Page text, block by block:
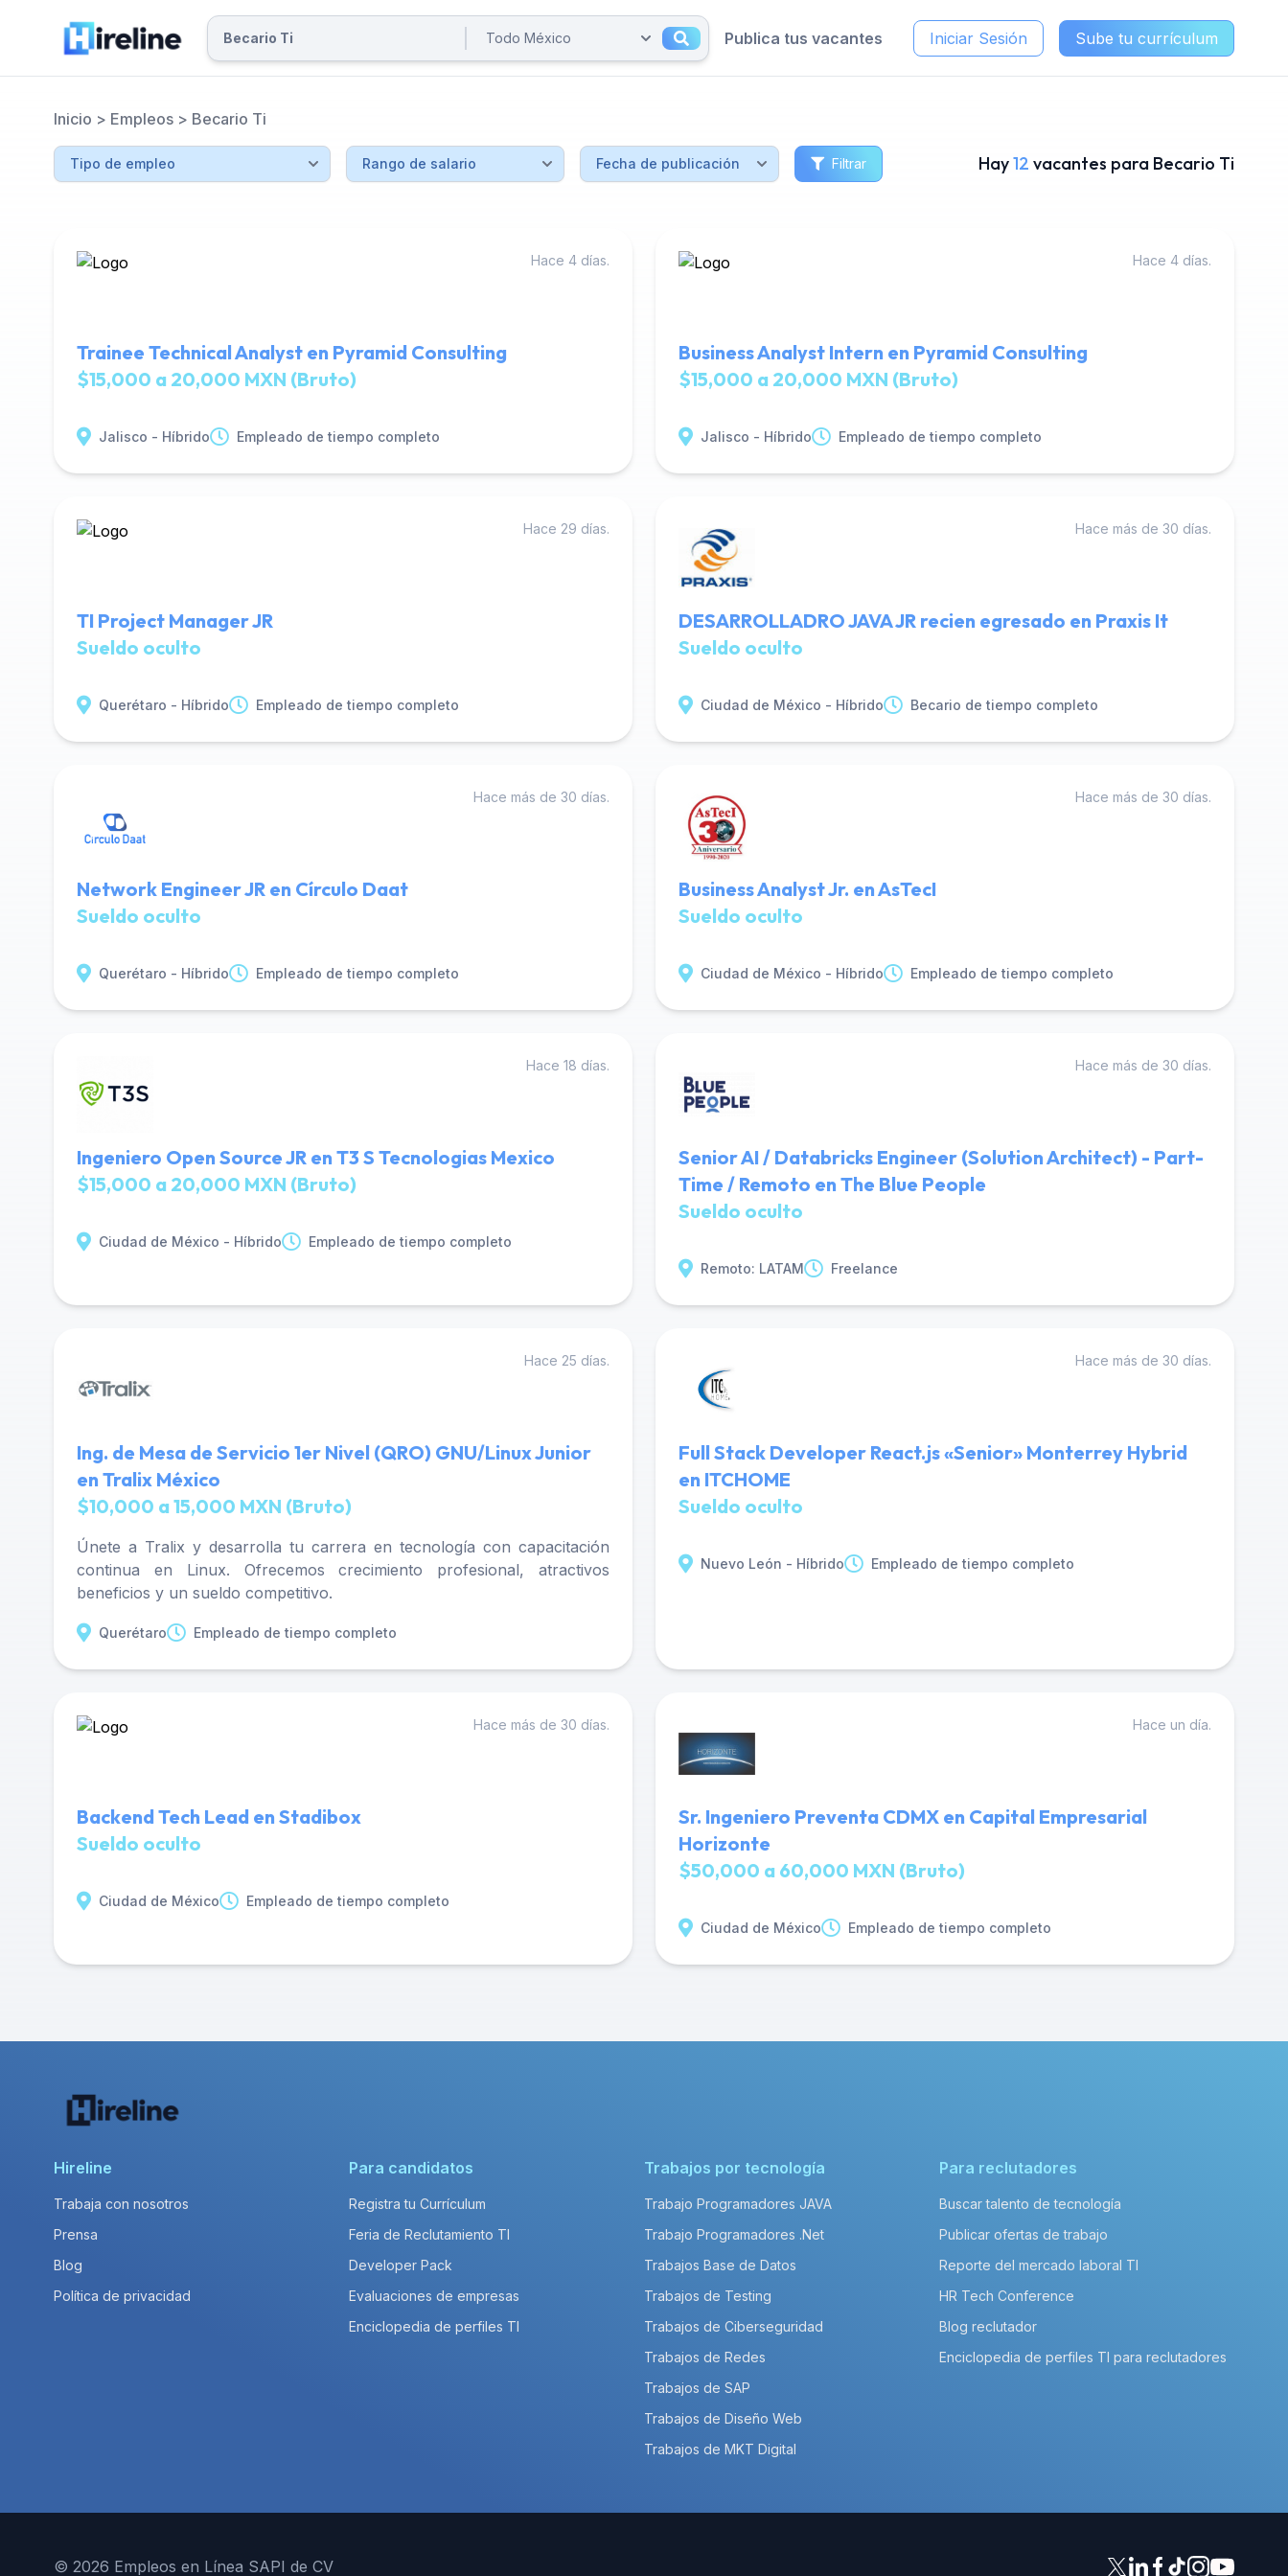
Publica tus vacantes Iniciar Sesión Sube tu currículum
Inicio > Empleos > Becario Ti
Filtrar Hay12 vacantes para Becario Ti
Hace 4 días.
Trainee Technical Analyst en Pyramid Consulting
$15,000 a 20,000 MXN (Bruto)
Jalisco - Híbrido Empleado de tiempo completo
Hace 4 días.
Business Analyst Intern en Pyramid Consulting
$15,000 a 20,000 MXN (Bruto)
Jalisco - Híbrido Empleado de tiempo completo
Hace 29 días.
TI Project Manager JR
Sueldo oculto
Querétaro - Híbrido Empleado de tiempo completo
Hace más de 30 días.
DESARROLLADRO JAVA JR recien egresado en Praxis It
Sueldo oculto
Ciudad de México - Híbrido Becario de tiempo completo
Hace más de 30 días.
Network Engineer JR en Círculo Daat
Sueldo oculto
Querétaro - Híbrido Empleado de tiempo completo
Hace más de 30 días.
Business Analyst Jr. en AsTecI
Sueldo oculto
Ciudad de México - Híbrido Empleado de tiempo completo
Hace 18 días.
Ingeniero Open Source JR en T3 S Tecnologias Mexico
$15,000 a 20,000 MXN (Bruto)
Ciudad de México - Híbrido Empleado de tiempo completo
Hace más de 30 días.
Senior AI / Databricks Engineer (Solution Architect) - Part-
Time / Remoto en The Blue People
Sueldo oculto
Remoto: LATAM Freelance
Hace 25 días.
Ing. de Mesa de Servicio 1er Nivel (QRO) GNU/Linux Junior
en Tralix México
$10,000 a 15,000 MXN (Bruto)
Únete a Tralix y desarrolla tu carrera en tecnología con capacitación
continua en Linux. Ofrecemos crecimiento profesional, atractivos
beneficios y un sueldo competitivo.
Querétaro Empleado de tiempo completo
Hace más de 30 días.
Full Stack Developer React.js «Senior» Monterrey Hybrid
en ITCHOME
Sueldo oculto
Nuevo León - Híbrido Empleado de tiempo completo
Hace más de 30 días.
Backend Tech Lead en Stadibox
Sueldo oculto
Ciudad de México Empleado de tiempo completo
Hace un día.
Sr. Ingeniero Preventa CDMX en Capital Empresarial
Horizonte
$50,000 a 60,000 MXN (Bruto)
Ciudad de México Empleado de tiempo completo
Hireline
Trabaja con nosotros
Prensa
Blog
Política de privacidad
Para candidatos
Registra tu Currículum
Feria de Reclutamiento TI
Developer Pack
Evaluaciones de empresas
Enciclopedia de perfiles TI
Trabajos por tecnología
Trabajo Programadores JAVA
Trabajo Programadores .Net
Trabajos Base de Datos
Trabajos de Testing
Trabajos de Ciberseguridad
Trabajos de Redes
Trabajos de SAP
Trabajos de Diseño Web
Trabajos de MKT Digital
Para reclutadores
Buscar talento de tecnología
Publicar ofertas de trabajo
Reporte del mercado laboral TI
HR Tech Conference
Blog reclutador
Enciclopedia de perfiles TI para reclutadores
© 2026 Empleos en Línea SAPI de CV